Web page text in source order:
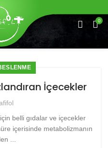
0
İçecekler
belli gıdalar ve içecekler
içerisinde metabolizmanın
...